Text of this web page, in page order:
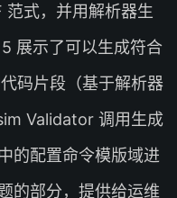
范式，并用解析器生
展示了可以生成符合
码片段（基于解析器
Validator 调用生成
的配置命令模版域进
的部分，提供给运维